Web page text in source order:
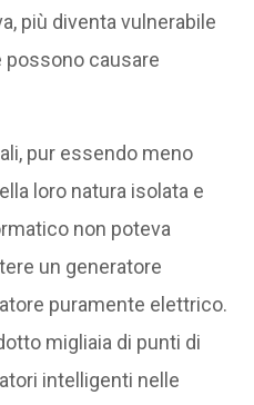
più diventa vulnerabile
possono causare
pur essendo meno
loro natura isolata e
non poteva
un generatore
puramente elettrico.
migliaia di punti di
intelligenti nelle